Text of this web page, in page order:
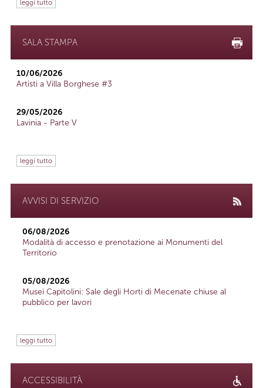
leggi tutto
SALA STAMPA
10/06/2026
Artisti a Villa Borghese #3
29/05/2026
Lavinia - Parte V
leggi tutto
AVVISI DI SERVIZIO
06/08/2026
Modalità di accesso e prenotazione ai Monumenti del
Territorio
05/08/2026
Musei Capitolini: Sale degli Horti di Mecenate chiuse al
pubblico per lavori
leggi tutto
ACCESSIBILITÀ